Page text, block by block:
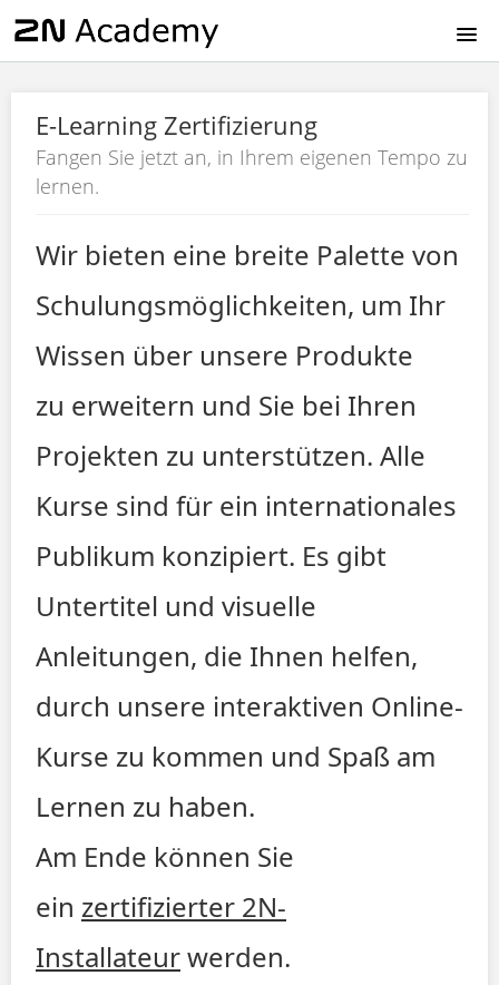
ALL COURSES
E-Learning Zertifizierung
Fangen Sie jetzt an, in Ihrem eigenen Tempo zu
lernen.
Wir bieten eine breite Palette von
Schulungsmöglichkeiten, um Ihr
Wissen über unsere Produkte
zu erweitern und Sie bei Ihren
Projekten zu unterstützen. Alle
Kurse sind für ein internationales
Publikum konzipiert. Es gibt
Untertitel und visuelle
Anleitungen, die Ihnen helfen,
durch unsere interaktiven Online-
Kurse zu kommen und Spaß am
Lernen zu haben.
Am Ende können Sie
ein zertifizierter 2N-
Installateurwerden.